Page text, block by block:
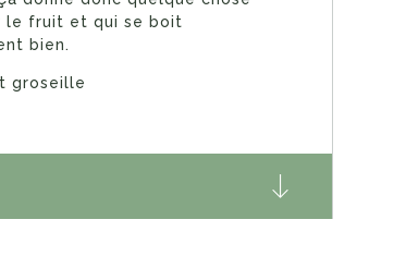
le fruit et qui se boit
bien.
groseille